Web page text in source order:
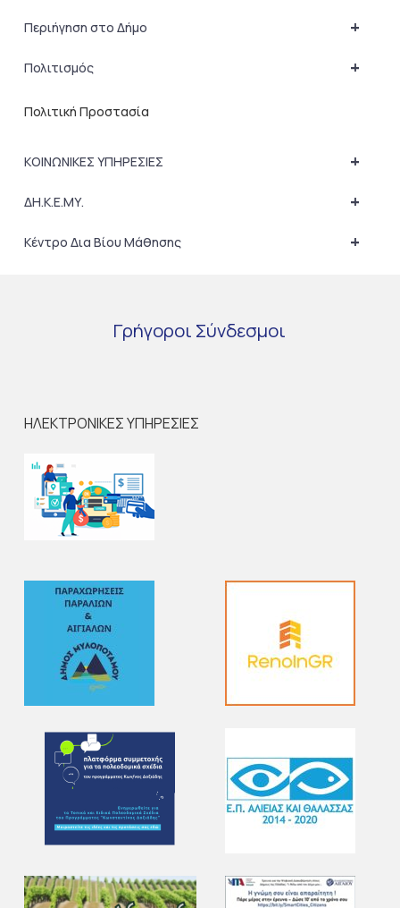
+
Περιήγηση στο Δήμο
+
Πολιτισμός
Πολιτική Προστασία
+
ΚΟΙΝΩΝΙΚΕΣ ΥΠΗΡΕΣΙΕΣ
+
ΔΗ.Κ.Ε.ΜΥ.
+
Κέντρο Δια Βίου Μάθησης
Γρήγοροι Σύνδεσμοι
ΗΛΕΚΤΡΟΝΙΚΕΣ ΥΠΗΡΕΣΙΕΣ